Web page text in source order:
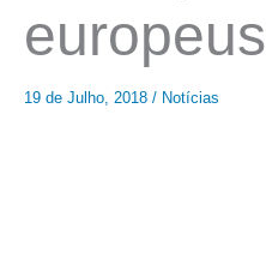
europeus
19 de Julho, 2018 / Notícias